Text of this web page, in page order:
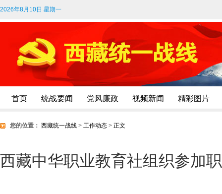
2026年8月10日 星期一
首页 统战要闻 党风廉政 视频新闻 精彩图片
您的位置： 西藏统一战线 > 工作动态 > 正文
西藏中华职业教育社组织参加